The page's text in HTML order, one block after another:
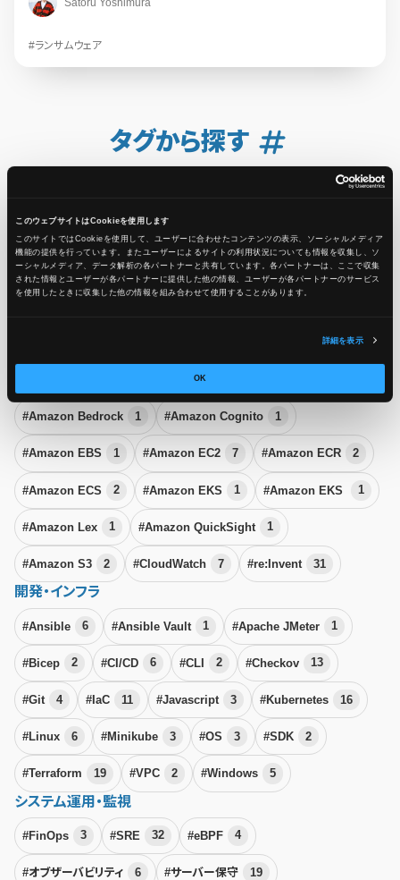
このウェブサイトはCookieを使用します
このサイトではCookieを使用して、ユーザーに合わせたコンテンツの表示、ソーシャルメディア
機能の提供を行っています。またユーザーによるサイトの利用状況についても情報を収集し、ソ
ーシャルメディア、データ解析の各パートナーと共有しています。各パートナーは、ここで収集
された情報とユーザーが各パートナーに提供した他の情報、ユーザーが各パートナーのサービス
を使用したときに収集した他の情報を組み合わせて使用​​することがあります。
詳細を表示
OK
Satoru Yoshimura
#ランサムウェア
タグから探す
#AWS CloudFormation
#AWS CodeBuild 1 #AWS Graviton 1 #AWS Health 2
#Amazon Athena
#Amazon Bedrock 1 #Amazon Cognito 1
#Amazon EBS 1 #Amazon EC2 7 #Amazon ECR 2
#Amazon ECS 2 #Amazon EKS 1 #Amazon EKS 1
#Amazon Lex 1 #Amazon QuickSight 1
#Amazon S3 2 #CloudWatch 7 #re:Invent 31
開発・インフラ
#Ansible 6 #Ansible Vault 1 #Apache JMeter 1
#Bicep 2 #CI/CD 6 #CLI 2 #Checkov 13
#Git 4 #IaC 11 #Javascript 3 #Kubernetes 16
#Linux 6 #Minikube 3 #OS 3 #SDK 2
#Terraform 19 #VPC 2 #Windows 5
システム運用・監視
#FinOps 3 #SRE 32 #eBPF 4
#オブザーバビリティ 6 #サーバー保守 19